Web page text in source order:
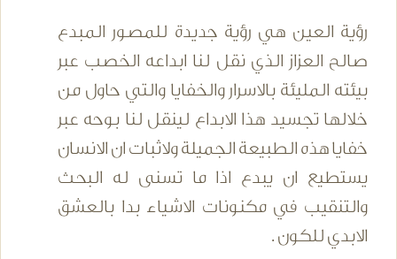
رؤية العين هي رؤية جديدة للمصور المبدع
صالح العزاز الذي نقل لنا ابداعه الخصب عبر
بيئته المليئة بالاسرار والخفايا والتي حاول من
خلالها تجسيد هذا الابداع لينقل لنا بوحه عبر
خفايا هذه الطبيعة الجميلة ولاثبات ان الانسان
يستطيع ان يبدع اذا ما تسنى له البحث
والتنقيب في مكنونات الاشياء بدا بالعشق
الابدي للكون .